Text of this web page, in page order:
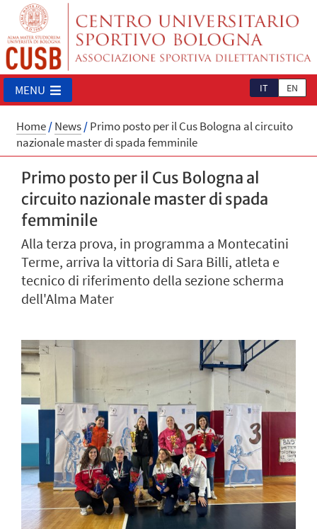
IT EN
MENU
Home/News/Primo posto per il Cus Bologna al circuito
nazionale master di spada femminile
Primo posto per il Cus Bologna al
circuito nazionale master di spada
femminile
Alla terza prova, in programma a Montecatini
Terme, arriva la vittoria di Sara Billi, atleta e
tecnico di riferimento della sezione scherma
dell'Alma Mater